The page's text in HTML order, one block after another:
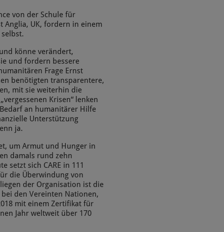
von der Schule für
Anglia, UK, fordern in einem
könne verändert,
und fordern bessere
Frage Ernst
benötigten transparentere,
mit sie weiterhin die
Krisen“ lenken
an humanitärer Hilfe
Unterstützung
ja.
um Armut und Hunger in
damals rund zehn
setzt sich CARE in 111
die Überwindung von
der Organisation ist die
bei den Vereinten Nationen,
mit einem Zertifikat für
Jahr weltweit über 170